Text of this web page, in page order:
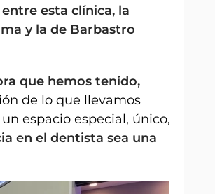
entre esta clínica, la
y la de Barbastro
que hemos tenido,
de lo que llevamos
espacio especial, único,
en el dentista sea una